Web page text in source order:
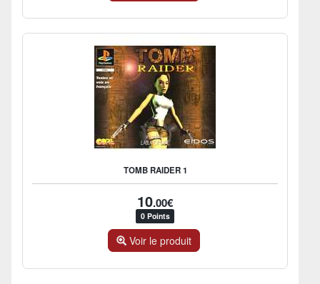
TOMB RAIDER 1
10.00€
0 Points
Voir le produit